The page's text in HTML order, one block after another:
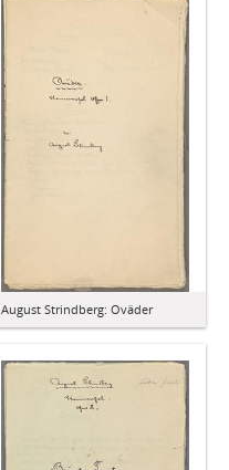
August Strindberg: Oväder